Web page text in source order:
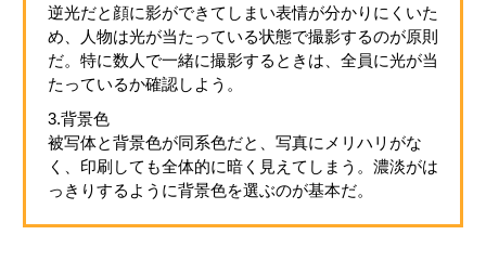
逆光だと顔に影ができてしまい表情が分かりにくいた
め、人物は光が当たっている状態で撮影するのが原則
だ。特に数人で一緒に撮影するときは、全員に光が当
たっているか確認しよう。
3.背景色
被写体と背景色が同系色だと、写真にメリハリがな
く、印刷しても全体的に暗く見えてしまう。濃淡がは
っきりするように背景色を選ぶのが基本だ。